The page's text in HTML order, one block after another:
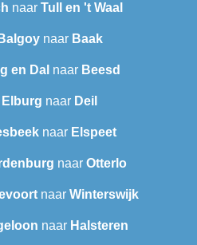
naar Tull en 't Waal
Balgoynaar Baak
en Dal naar Beesd
Elburg naar Deil
naar Elspeet
naar Otterlo
naar Winterswijk
naar Halsteren